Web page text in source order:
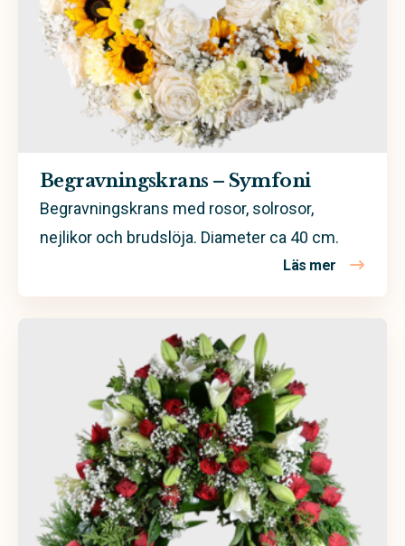
Begravningskrans – Symfoni
Begravningskrans med rosor, solrosor,
nejlikor och brudslöja. Diameter ca 40 cm.
Läs mer om